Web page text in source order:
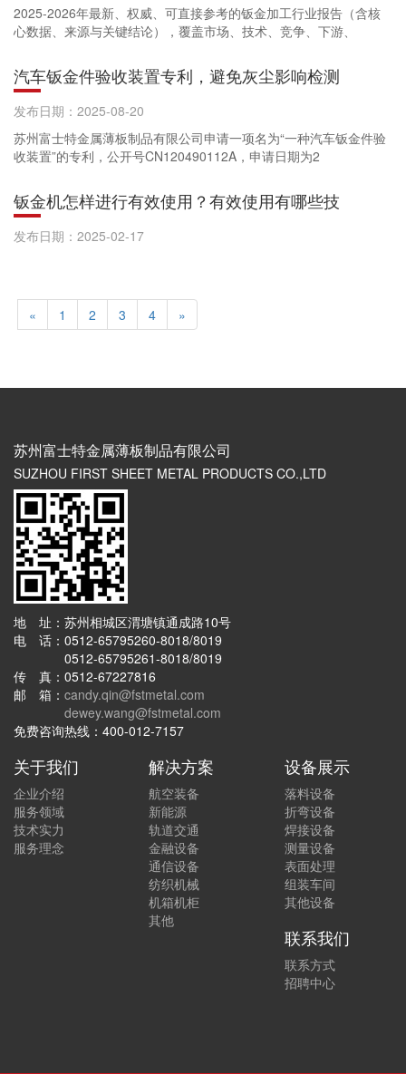
2025-2026年最新、权威、可直接参考的钣金加工行业报告（含核
心数据、来源与关键结论），覆盖市场、技术、竞争、下游、
汽车钣金件验收装置专利，避免灰尘影响检测
发布日期：2025-08-20
苏州富士特金属薄板制品有限公司申请一项名为“一种汽车钣金件验
收装置”的专利，公开号CN120490112A，申请日期为2
钣金机怎样进行有效使用？有效使用有哪些技
发布日期：2025-02-17
« 1 2 3 4 »
苏州富士特金属薄板制品有限公司
SUZHOU FIRST SHEET METAL PRODUCTS CO.,LTD
地 址：苏州相城区渭塘镇通成路10号
电 话：0512-65795260-8018/8019
0512-65795261-8018/8019
传 真：0512-67227816
邮 箱： candy.qin@fstmetal.com
dewey.wang@fstmetal.com
免费咨询热线：400-012-7157
关于我们
企业介绍
服务领域
技术实力
服务理念
解决方案
航空装备
新能源
轨道交通
金融设备
通信设备
纺织机械
机箱机柜
其他
设备展示
落料设备
折弯设备
焊接设备
测量设备
表面处理
组装车间
其他设备
联系我们
联系方式
招聘中心